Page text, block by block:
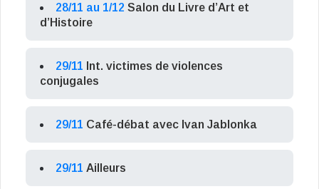
28/11 au 1/12 Salon du Livre d’Art et
d’Histoire
29/11 Int. victimes de violences
conjugales
29/11 Café-débat avec Ivan Jablonka
29/11 Ailleurs